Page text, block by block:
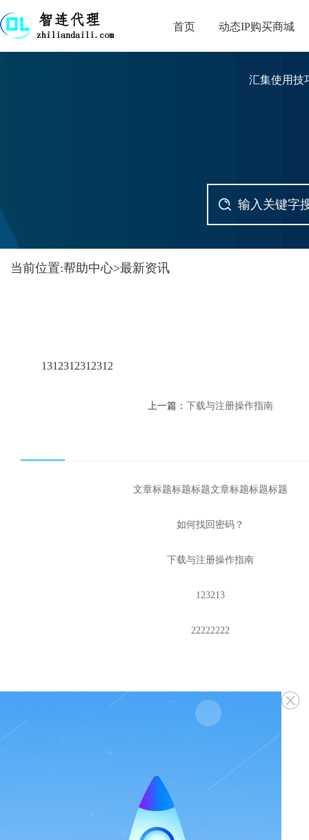
首页 动态IP购买商城
汇集使用技
当前位置:帮助中心>最新资讯
1312312312312
上一篇： 下载与注册操作指南
文章标题标题标题文章标题标题标题
如何找回密码？
下载与注册操作指南
123213
22222222